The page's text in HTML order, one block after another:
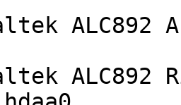
ALC892